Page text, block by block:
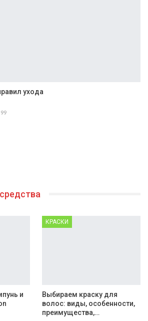
ухода
99
и
КРАСКИ
Выбираем краску для
волос: виды, особенности,
преимущества,…